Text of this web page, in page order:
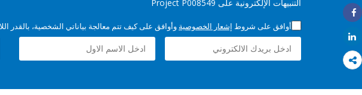
Share
Share
التنبيهات الإلكترونية على Project P008549
أوافق على شروط إشعار الخصوصية وأوافق على كيف تتم معالجة بياناتي الشخصية، بالقدر